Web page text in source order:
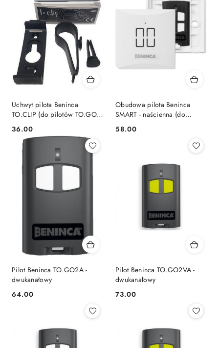
Uchwyt pilota Beninca
TO.CLIP (do pilotów TO.GO
A/VA)
Cena:
36.00
Obudowa pilota Beninca
SMART - naścienna (do
pilotów TO.GO A/VA)
Cena:
58.00
Pilot Beninca TO.GO2A -
dwukanałowy
Cena:
64.00
Pilot Beninca TO.GO2VA -
dwukanałowy
Cena:
73.00